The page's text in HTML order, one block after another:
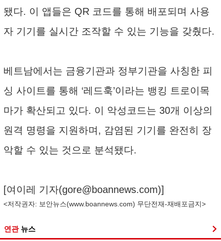
됐다. 이 앱들은 QR 코드를 통해 배포되며 사용
자 기기를 실시간 조작할 수 있는 기능을 갖췄다.
베트남에서는 금융기관과 정부기관을 사칭한 피
싱 사이트를 통해 ‘레드훅’이라는 뱅킹 트로이목
마가 확산되고 있다. 이 악성코드는 30개 이상의
원격 명령을 지원하며, 감염된 기기를 완전히 장
악할 수 있는 것으로 분석됐다.
[여이레 기자(gore@boannews.com)]
<저작권자: 보안뉴스(www.boannews.com) 무단전재-재배포금지>
연관 뉴스